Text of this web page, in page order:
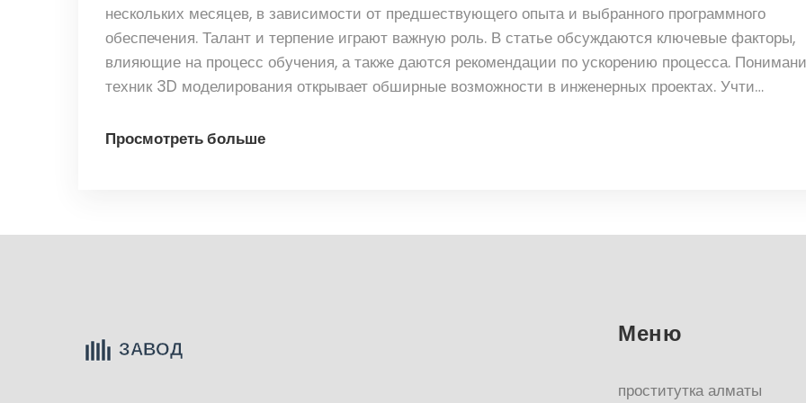
нескольких месяцев, в зависимости от предшествующего опыта и выбранного программного
обеспечения. Талант и терпение играют важную роль. В статье обсуждаются ключевые факторы,
влияющие на процесс обучения, а также даются рекомендации по ускорению процесса.
техник 3D моделирования открывает обширные возможности в инженерных проектах. Учти
Просмотреть больше
Меню
проститутка алматы